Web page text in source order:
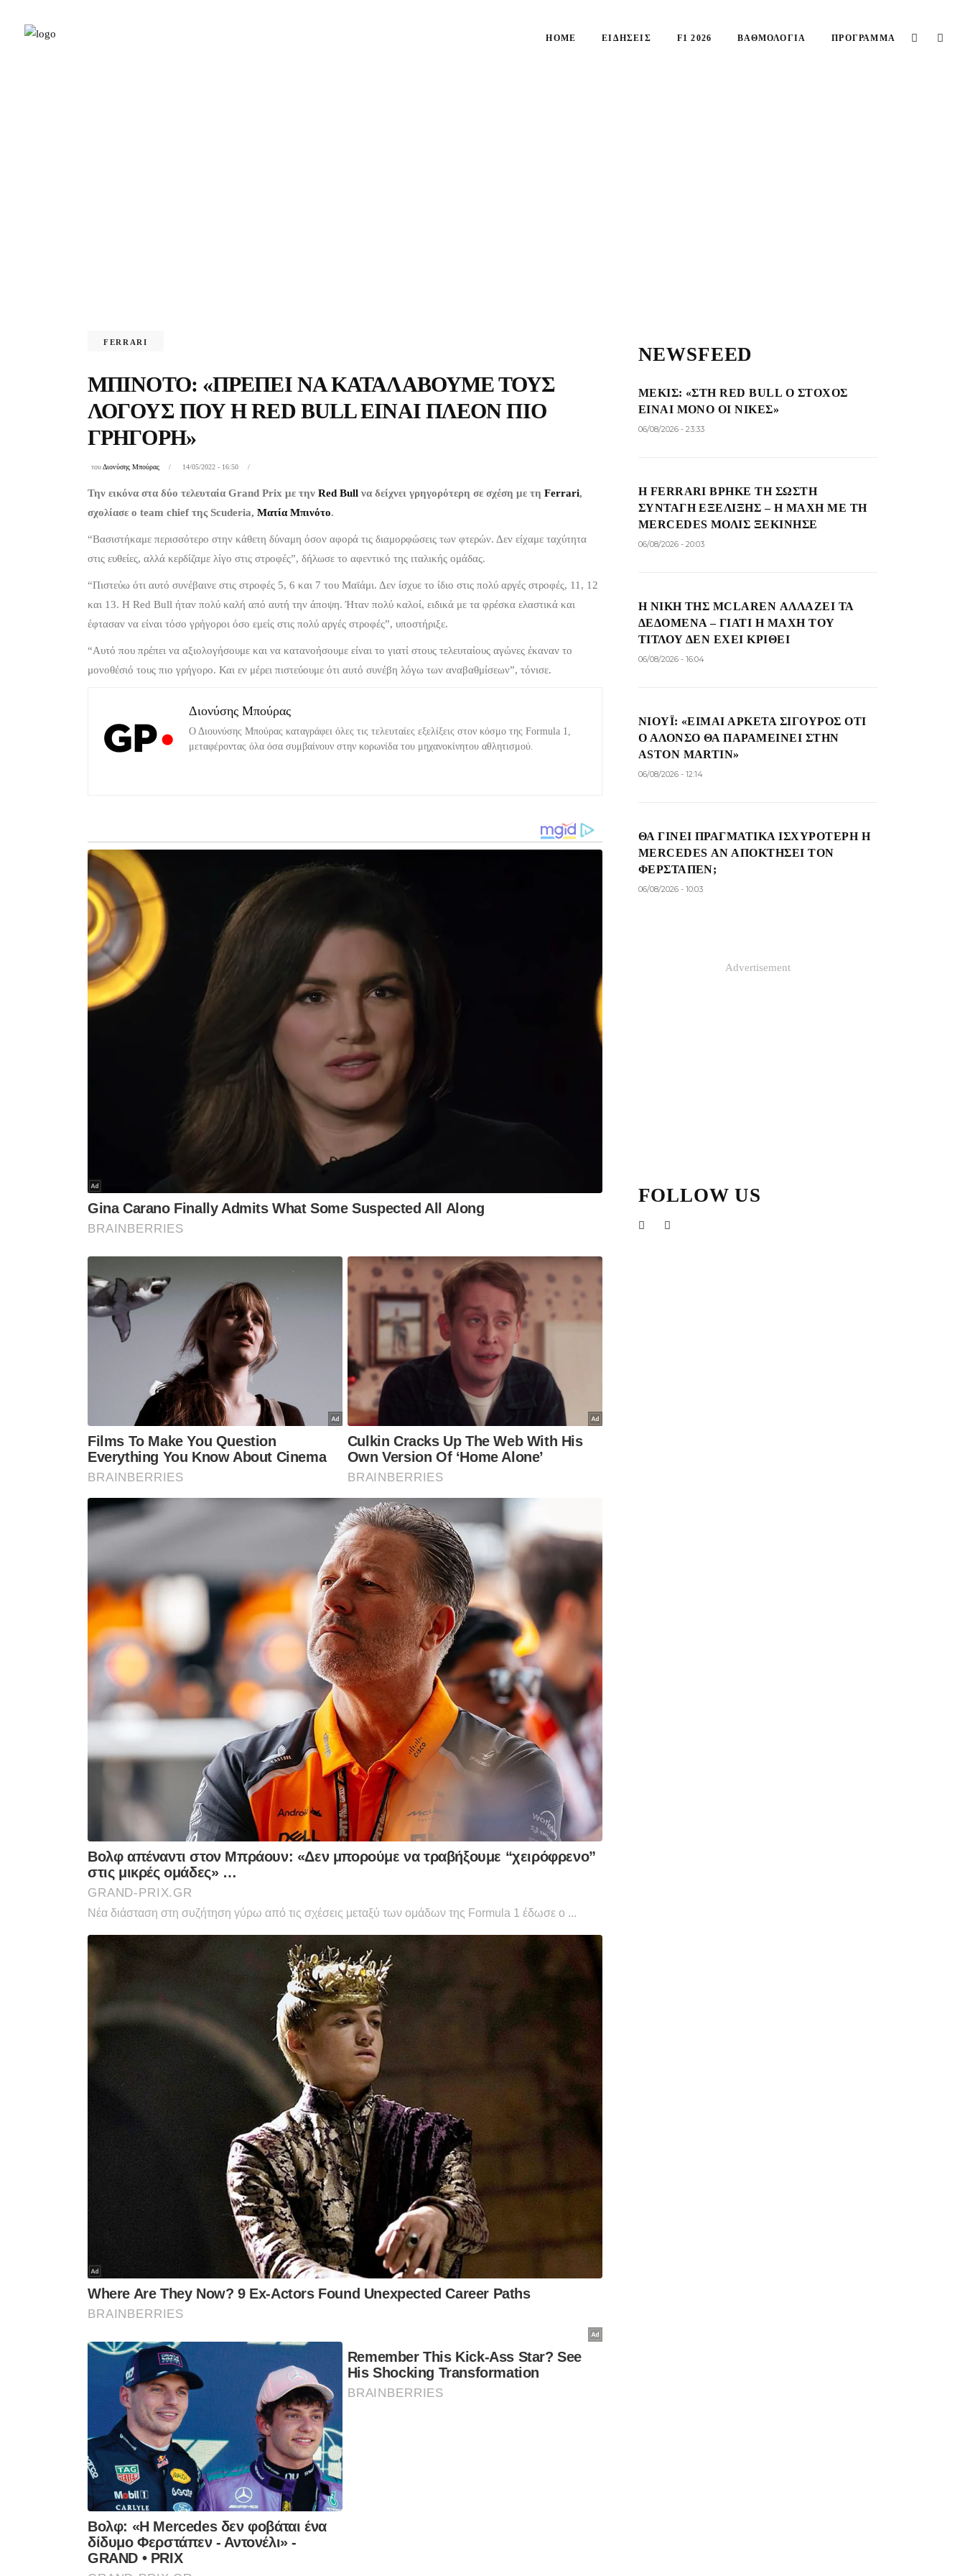
HOME ΕΙΔΉΣΕΙΣ F1 2026 ΒΑΘΜΟΛΟΓΊΑ ΠΡΌΓΡΑΜΜΑ
FERRARI
ΜΠΙΝΌΤΟ: «ΠΡΈΠΕΙ ΝΑ ΚΑΤΑΛΆΒΟΥΜΕ ΤΟΥΣ
ΛΌΓΟΥΣ ΠΟΥ Η RED BULL ΕΊΝΑΙ ΠΛΈΟΝ ΠΙΟ
ΓΡΉΓΟΡΗ»
τουΔιονύσης Μπούρας 14/05/2022 - 16:50
Την εικόνα στα δύο τελευταία Grand Prix με την Red Bull να δείχνει γρηγορότερη σε σχέση με τη Ferrari,
σχολίασε ο team chief της Scuderia, Ματία Μπινότο.
“Βασιστήκαμε περισσότερο στην κάθετη δύναμη όσον αφορά τις διαμορφώσεις των φτερών. Δεν είχαμε ταχύτητα
στις ευθείες, αλλά κερδίζαμε λίγο στις στροφές”, δήλωσε το αφεντικό της ιταλικής ομάδας.
“Πιστεύω ότι αυτό συνέβαινε στις στροφές 5, 6 και 7 του Μαϊάμι. Δεν ίσχυε το ίδιο στις πολύ αργές στροφές, 11, 12
και 13. Η Red Bull ήταν πολύ καλή από αυτή την άποψη. Ήταν πολύ καλοί, ειδικά με τα φρέσκα ελαστικά και
έφτασαν να είναι τόσο γρήγοροι όσο εμείς στις πολύ αργές στροφές”, υποστήριξε.
“Αυτό που πρέπει να αξιολογήσουμε και να κατανοήσουμε είναι το γιατί στους τελευταίους αγώνες έκαναν το
μονοθέσιό τους πιο γρήγορο. Και εν μέρει πιστεύουμε ότι αυτό συνέβη λόγω των αναβαθμίσεων”, τόνισε.
Διονύσης Μπούρας
Ο Διουνύσης Μπούρας καταγράφει όλες τις τελευταίες εξελίξεις στον κόσμο της Formula 1,
μεταφέροντας όλα όσα συμβαίνουν στην κορωνίδα του μηχανοκίνητου αθλητισμού.
NEWSFEED
ΜΕΚΊΣ: «ΣΤΗ RED BULL Ο ΣΤΌΧΟΣ
ΕΊΝΑΙ ΜΌΝΟ ΟΙ ΝΊΚΕΣ»
06/08/2026 - 23:33
Η FERRARI ΒΡΉΚΕ ΤΗ ΣΩΣΤΉ
ΣΥΝΤΑΓΉ ΕΞΈΛΙΞΗΣ – Η ΜΆΧΗ ΜΕ ΤΗ
MERCEDES ΜΌΛΙΣ ΞΕΚΊΝΗΣΕ
06/08/2026 - 20:03
Η ΝΊΚΗ ΤΗΣ MCLAREN ΑΛΛΆΖΕΙ ΤΑ
ΔΕΔΟΜΈΝΑ – ΓΙΑΤΊ Η ΜΆΧΗ ΤΟΥ
ΤΊΤΛΟΥ ΔΕΝ ΈΧΕΙ ΚΡΙΘΕΊ
06/08/2026 - 16:04
ΝΙΟΎΙ: «ΕΊΜΑΙ ΑΡΚΕΤΆ ΣΊΓΟΥΡΟΣ ΌΤΙ
Ο ΑΛΌΝΣΟ ΘΑ ΠΑΡΑΜΕΊΝΕΙ ΣΤΗΝ
ASTON MARTIN»
06/08/2026 - 12:14
ΘΑ ΓΊΝΕΙ ΠΡΑΓΜΑΤΙΚΆ ΙΣΧΥΡΌΤΕΡΗ Η
MERCEDES ΑΝ ΑΠΟΚΤΉΣΕΙ ΤΟΝ
ΦΕΡΣΤΆΠΕΝ;
06/08/2026 - 10:03
Advertisement
FOLLOW US